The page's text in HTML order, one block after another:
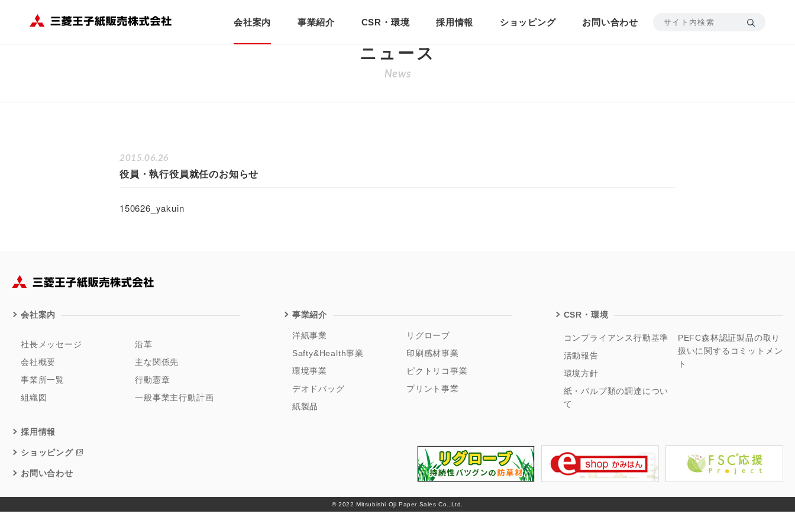
会社案内 事業紹介 CSR・環境 採用情報 ショッピング お問い合わせ
ニュース
News
2015.06.26
役員・執行役員就任のお知らせ
150626_yakuin
会社案内
社長メッセージ
会社概要
事業所一覧
組織図
沿革
主な関係先
行動憲章
一般事業主行動計画
事業紹介
洋紙事業
Safty&Health事業
環境事業
デオドバッグ
紙製品
リグローブ
印刷感材事業
ピクトリコ事業
プリント事業
CSR・環境
コンプライアンス行動基準
活動報告
環境方針
紙・パルプ類の調達につい
て
PEFC森林認証製品の取り
扱いに関するコミットメン
ト
採用情報
ショッピング
お問い合わせ
© 2022 Mitsubishi Oji Paper Sales Co.,Ltd.